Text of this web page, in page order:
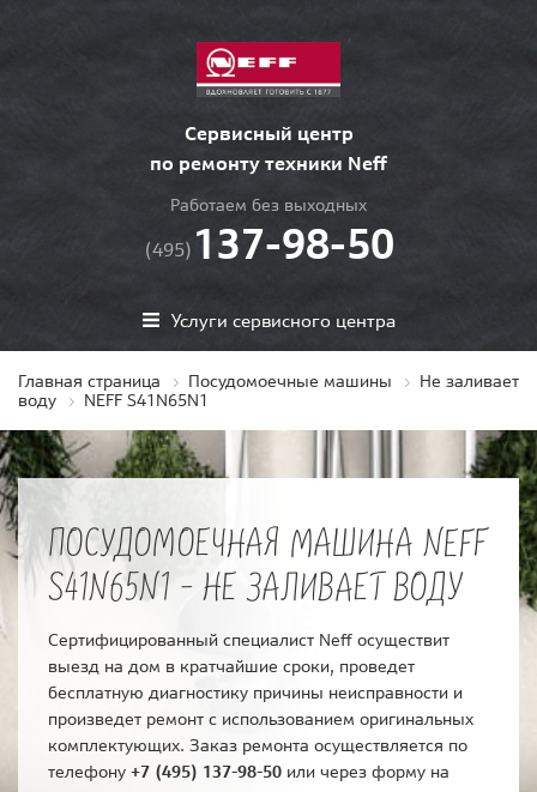
Сервисный центр
по ремонту техники Neff
Работаем без выходных
(495) 137-98-50
Услуги сервисного центра
Главная страница Посудомоечные машины
Не заливает
воду
NEFF S41N65N1
ПОСУДОМОЕЧНАЯ МАШИНА NEFF
S41N65N1 - НЕ ЗАЛИВАЕТ ВОДУ
Сертифицированный специалист Neff осуществит
выезд на дом в кратчайшие сроки, проведет
бесплатную диагностику причины неисправности и
произведет ремонт с использованием оригинальных
комплектующих. Заказ ремонта осуществляется по
телефону +7 (495) 137-98-50 или через форму на